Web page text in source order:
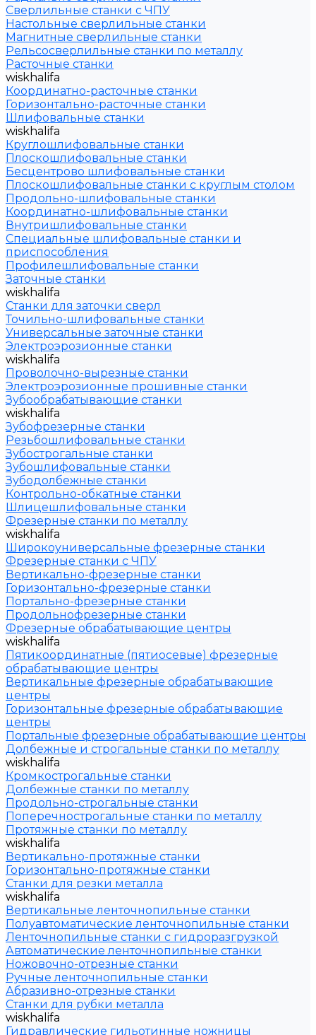
Сверлильные станки с ЧПУ
Настольные сверлильные станки
Магнитные сверлильные станки
Рельсосверлильные станки по металлу
Расточные станки
wiskhalifa
Координатно-расточные станки
Горизонтально-расточные станки
Шлифовальные станки
wiskhalifa
Круглошлифовальные станки
Плоскошлифовальные станки
Бесцентрово шлифовальные станки
Плоскошлифовальные станки с круглым столом
Продольно-шлифовальные станки
Координатно-шлифовальные станки
Внутришлифовальные станки
Специальные шлифовальные станки и
приспособления
Профилешлифовальные станки
Заточные станки
wiskhalifa
Станки для заточки сверл
Точильно-шлифовальные станки
Универсальные заточные станки
Электроэрозионные станки
wiskhalifa
Проволочно-вырезные станки
Электроэрозионные прошивные станки
Зубообрабатывающие станки
wiskhalifa
Зубофрезерные станки
Резьбошлифовальные станки
Зубострогальные станки
Зубошлифовальные станки
Зубодолбежные станки
Контрольно-обкатные станки
Шлицешлифовальные станки
Фрезерные станки по металлу
wiskhalifa
Широкоуниверсальные фрезерные станки
Фрезерные станки с ЧПУ
Вертикально-фрезерные станки
Горизонтально-фрезерные станки
Портально-фрезерные станки
Продольнофрезерные станки
Фрезерные обрабатывающие центры
wiskhalifa
Пятикоординатные (пятиосевые) фрезерные
обрабатывающие центры
Вертикальные фрезерные обрабатывающие
центры
Горизонтальные фрезерные обрабатывающие
центры
Портальные фрезерные обрабатывающие центры
Долбежные и строгальные станки по металлу
wiskhalifa
Кромкострогальные станки
Долбежные станки по металлу
Продольно-строгальные станки
Поперечнострогальные станки по металлу
Протяжные станки по металлу
wiskhalifa
Вертикально-протяжные станки
Горизонтально-протяжные станки
Станки для резки металла
wiskhalifa
Вертикальные ленточнопильные станки
Полуавтоматические ленточнопильные станки
Ленточнопильные станки с гидроразгрузкой
Автоматические ленточнопильные станки
Ножовочно-отрезные станки
Ручные ленточнопильные станки
Абразивно-отрезные станки
Станки для рубки металла
wiskhalifa
Гидравлические гильотинные ножницы